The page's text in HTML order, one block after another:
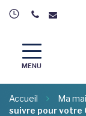
MENU
Accueil Ma
suivre pour votre